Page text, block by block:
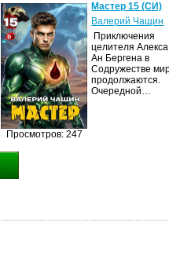
Просмотров: 247
Мастер 15 (СИ)
Валерий Чащин
Приключения
целителя Алекса
Ан Бергена в
Содружестве
продолжаются.
Очередной…